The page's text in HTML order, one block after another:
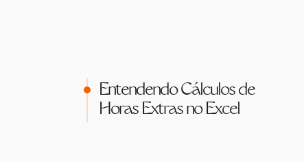
Entendendo Cálculos de
Horas Extras no Excel